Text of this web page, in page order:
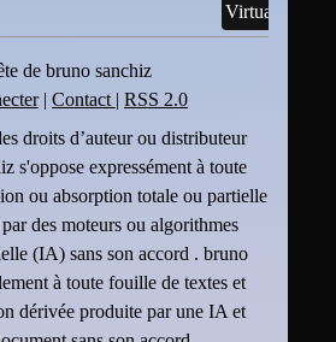
Virtualisation
de bruno sanchiz
| Contact | RSS 2.0
droits d’auteur ou distributeur
s'oppose expressément à toute
ou absorption totale ou partielle
des moteurs ou algorithmes
(IA) sans son accord . bruno
à toute fouille de textes et
dérivée produite par une IA et